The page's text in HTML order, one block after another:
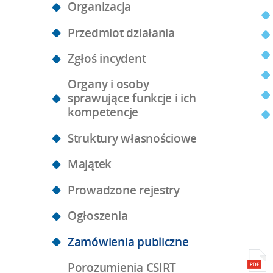
Organizacja
Przedmiot działania
Zgłoś incydent
Organy i osoby
sprawujące funkcje i ich
kompetencje
Struktury własnościowe
Majątek
Prowadzone rejestry
Ogłoszenia
Zamówienia publiczne
Porozumienia CSIRT